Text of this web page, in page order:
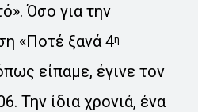
Όσο για την
«Ποτέ ξανά 4η
είπαμε, έγινε τον
Την ίδια χρονιά, ένα